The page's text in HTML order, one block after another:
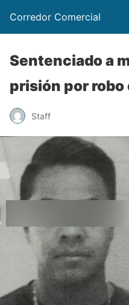
Corredor Comercial
Sentenciado a
prisión por
Staff